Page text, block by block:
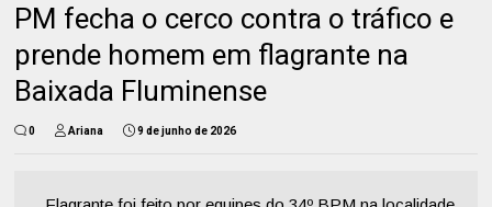
PM fecha o cerco contra o tráfico e
prende homem em flagrante na
Baixada Fluminense
0 Ariana 9 de junho de 2026